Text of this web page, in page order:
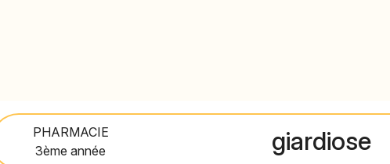
PHARMACIE
3ème année
giardiose